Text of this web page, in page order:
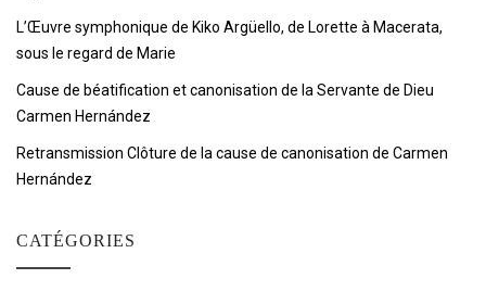
L’Œuvre symphonique de Kiko Argüello, de Lorette à Macerata,
sous le regard de Marie
Cause de béatification et canonisation de la Servante de Dieu
Carmen Hernández
Retransmission Clôture de la cause de canonisation de Carmen
Hernández
CATÉGORIES